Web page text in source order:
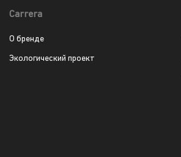
Carrera
О бренде
Экологический проект